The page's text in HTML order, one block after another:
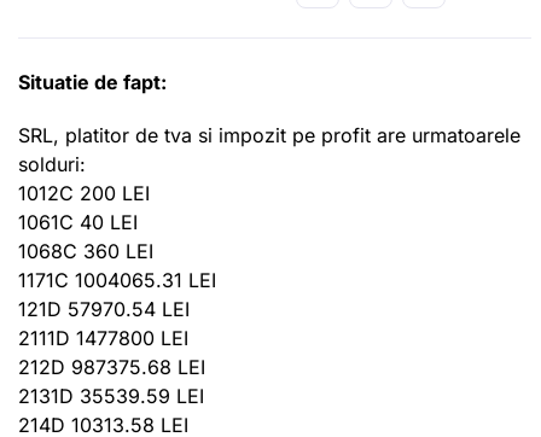
Situatie de fapt:
SRL, platitor de tva si impozit pe profit are urmatoarele
solduri:
1012C 200 LEI
1061C 40 LEI
1068C 360 LEI
1171C 1004065.31 LEI
121D 57970.54 LEI
2111D 1477800 LEI
212D 987375.68 LEI
2131D 35539.59 LEI
214D 10313.58 LEI